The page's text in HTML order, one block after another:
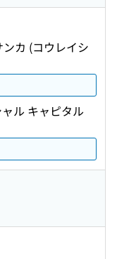
カ (コウレイシ
ル キャピタル